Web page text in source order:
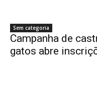
Sem categoria
Campanha de
gatos abre